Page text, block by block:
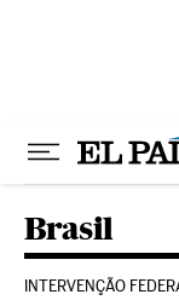
Brasil
INTERVENÇÃO